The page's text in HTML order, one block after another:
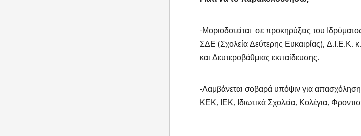
-Μοριοδοτείται σε προκηρύξεις του
ΣΔΕ (Σχολεία Δεύτερης Ευκαιρίας), Δ.Ι.Ε.Κ.
και Δευτεροβάθμιας εκπαίδευσης.
-Λαμβάνεται σοβαρά υπόψιν για απασχόληση
ΚΕΚ, ΙΕΚ, Ιδιωτικά Σχολεία, Κολέγια,